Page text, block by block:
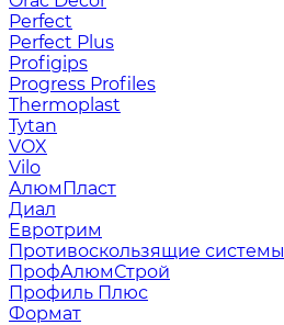
Perfect
Perfect Plus
Profigips
Progress Profiles
Thermoplast
Tytan
VOX
Vilo
АлюмПласт
Диал
Евротрим
Противоскользящие системы
ПрофАлюмСтрой
Профиль Плюс
Формат